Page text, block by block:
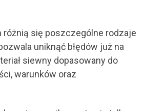
różnią się poszczególne rodzaje
uniknąć błędów już na
siewny dopasowany do
warunków oraz